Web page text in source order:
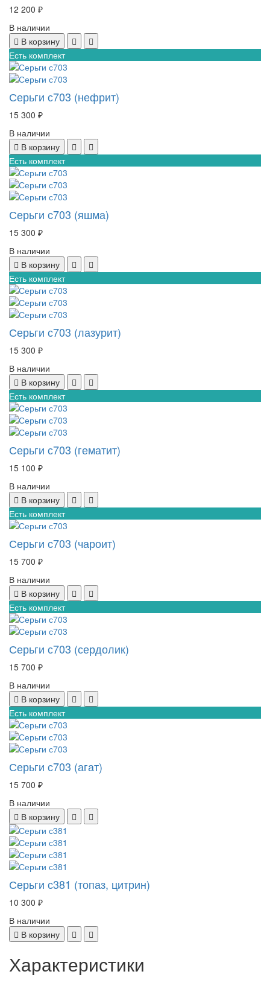
12 200 ₽
В наличии
В корзину
Есть комплект
Серьги с703 (нефрит)
15 300 ₽
В наличии
В корзину
Есть комплект
Серьги с703 (яшма)
15 300 ₽
В наличии
В корзину
Есть комплект
Серьги с703 (лазурит)
15 300 ₽
В наличии
В корзину
Есть комплект
Серьги с703 (гематит)
15 100 ₽
В наличии
В корзину
Есть комплект
Серьги с703 (чароит)
15 700 ₽
В наличии
В корзину
Есть комплект
Серьги с703 (сердолик)
15 700 ₽
В наличии
В корзину
Есть комплект
Серьги с703 (агат)
15 700 ₽
В наличии
В корзину
Серьги с381 (топаз, цитрин)
10 300 ₽
В наличии
В корзину
Характеристики